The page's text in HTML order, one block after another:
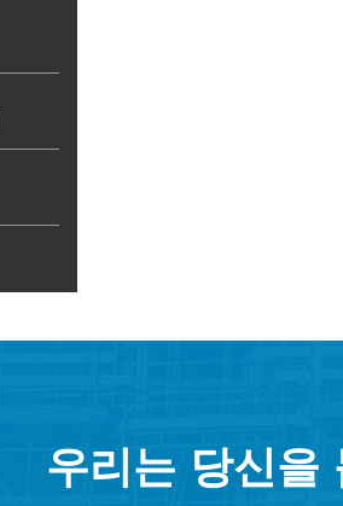
우리는 당신을